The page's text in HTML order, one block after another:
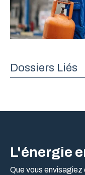
Dossiers Liés
L'énergie
Que vous envisagiez